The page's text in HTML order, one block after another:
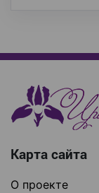
Карта сайта
О проекте